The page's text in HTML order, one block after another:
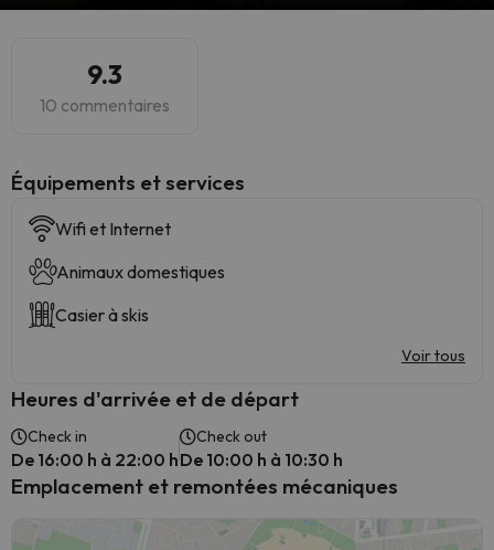
9.3
10 commentaires
​Équipements et services
Wifi et Internet
Animaux domestiques
Casier à skis
Voir tous
Heures d'arrivée et de départ
Check in
De 16:00 h à 22:00 h
Check out
De 10:00 h à 10:30 h
Emplacement et remontées mécaniques